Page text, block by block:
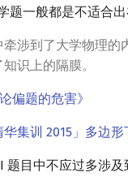
题一般都是不适合出
涉到了大学物理的
识上的隔膜。
偏题的危害》
华集训 2015」多边
题目中不应过多涉